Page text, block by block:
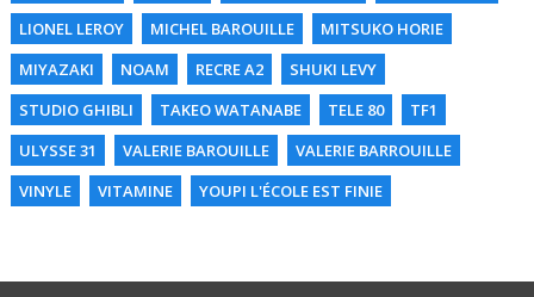
LIONEL LEROY
MICHEL BAROUILLE
MITSUKO HORIE
MIYAZAKI
NOAM RECRE A2
SHUKI LEVY
STUDIO GHIBLI
TAKEO WATANABE TELE 80
TF1
ULYSSE 31
VALERIE BAROUILLE
VALERIE BARROUILLE
VINYLE
VITAMINE YOUPI L'ÉCOLE EST FINIE